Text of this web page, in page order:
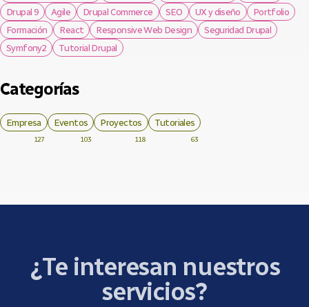
Drupal 9
Agile Drupal Commerce SEO UX y diseño
Portfolio
Formación
React Responsive Web Design
Seguridad Drupal
Symfony2
Tutorial Drupal
Categorías
Empresa
127
Eventos
103
Proyectos
118
Tutoriales
63
¿Te interesan nuestros
servicios?